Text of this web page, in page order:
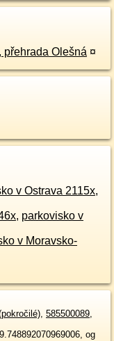
přehrada Olešná ¤
v Ostrava 2115x,
, parkovisko v
v Moravsko-
, 585500089,
og